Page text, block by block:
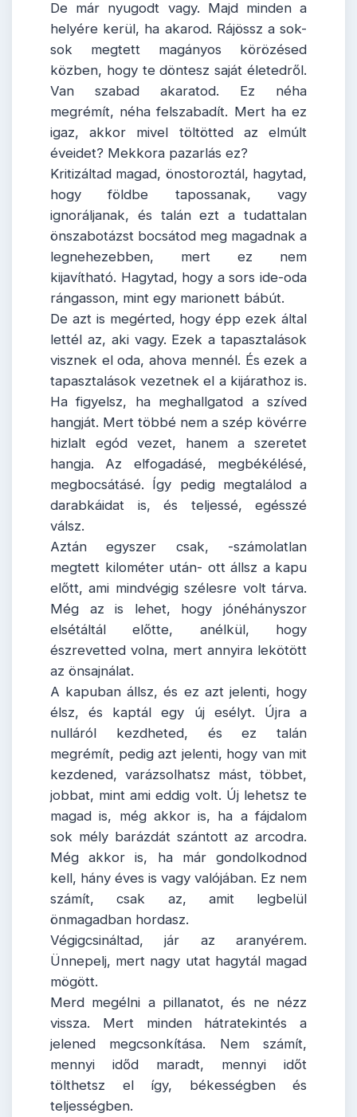
De már nyugodt vagy. Majd minden a
helyére kerül, ha akarod. Rájössz a sok-
sok megtett magányos körözésed
közben, hogy te döntesz saját életedről.
Van szabad akaratod. Ez néha
megrémít, néha felszabadít. Mert ha ez
igaz, akkor mivel töltötted az elmúlt
éveidet? Mekkora pazarlás ez?
Kritizáltad magad, önostoroztál, hagytad,
hogy földbe tapossanak, vagy
ignoráljanak, és talán ezt a tudattalan
önszabotázst bocsátod meg magadnak a
legnehezebben, mert ez nem
kijavítható. Hagytad, hogy a sors ide-oda
rángasson, mint egy marionett bábút.
De azt is megérted, hogy épp ezek által
lettél az, aki vagy. Ezek a tapasztalások
visznek el oda, ahova mennél. És ezek a
tapasztalások vezetnek el a kijárathoz is.
Ha figyelsz, ha meghallgatod a szíved
hangját. Mert többé nem a szép kövérre
hizlalt egód vezet, hanem a szeretet
hangja. Az elfogadásé, megbékélésé,
megbocsátásé. Így pedig megtalálod a
darabkáidat is, és teljessé, egésszé
válsz.
Aztán egyszer csak, -számolatlan
megtett kilométer után- ott állsz a kapu
előtt, ami mindvégig szélesre volt tárva.
Még az is lehet, hogy jónéhányszor
elsétáltál előtte, anélkül, hogy
észrevetted volna, mert annyira lekötött
az önsajnálat.
A kapuban állsz, és ez azt jelenti, hogy
élsz, és kaptál egy új esélyt. Újra a
nulláról kezdheted, és ez talán
megrémít, pedig azt jelenti, hogy van mit
kezdened, varázsolhatsz mást, többet,
jobbat, mint ami eddig volt. Új lehetsz te
magad is, még akkor is, ha a fájdalom
sok mély barázdát szántott az arcodra.
Még akkor is, ha már gondolkodnod
kell, hány éves is vagy valójában. Ez nem
számít, csak az, amit legbelül
önmagadban hordasz.
Végigcsináltad, jár az aranyérem.
Ünnepelj, mert nagy utat hagytál magad
mögött.
Merd megélni a pillanatot, és ne nézz
vissza. Mert minden hátratekintés a
jelened megcsonkítása. Nem számít,
mennyi időd maradt, mennyi időt
tölthetsz el így, békességben és
teljességben.